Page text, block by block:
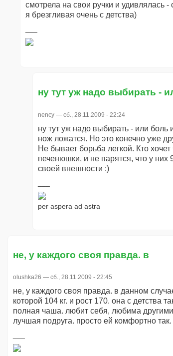
смотрела на свои ручки и удивлялась
я брезгливая очень с детства)
ну тут уж надо выбирать -
nency — сб., 28.11.2009 - 22:24
ну тут уж надо выбирать - или
нож ложатся. Но это конечно уже
Не бывает борьба легкой. Кто
печенюшки, и не парятся, что у
своей внешности :)
per aspera ad astra
не, у каждого своя правда. в
olushka26 — сб., 28.11.2009 - 22:45
не, у каждого своя правда. в данном
которой 104 кг. и рост 170. она с детства
полная чаша. любит себя, любима
лучшая подруга. просто ей комфортно